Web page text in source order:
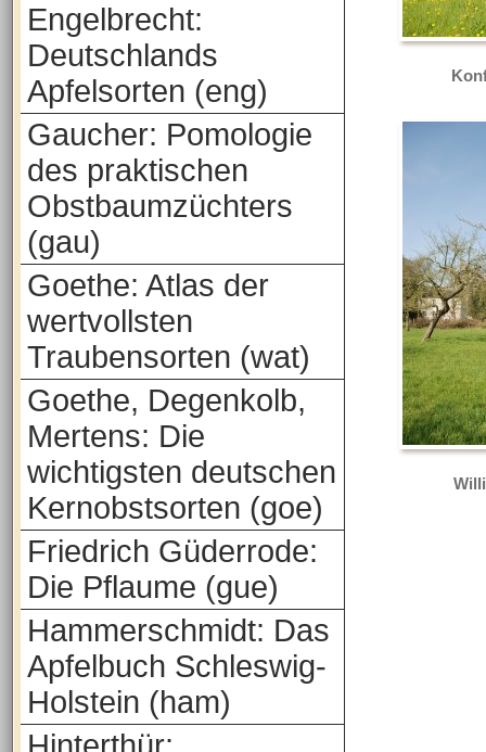
Engelbrecht:
Deutschlands
Apfelsorten (eng)
Gaucher: Pomologie
des praktischen
Obstbaumzüchters
(gau)
Goethe: Atlas der
wertvollsten
Traubensorten (wat)
Goethe, Degenkolb,
Mertens: Die
wichtigsten deutschen
Kernobstsorten (goe)
Friedrich Güderrode:
Die Pflaume (gue)
Hammerschmidt: Das
Apfelbuch Schleswig-
Holstein (ham)